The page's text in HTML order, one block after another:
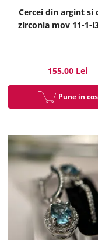
Cercei din argint si
zirconia mov 11-1-
155.00 Lei
Pune in cos